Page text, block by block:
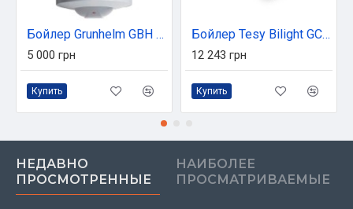
Бойлер Grunhelm GBH A-80
5 000 грн
Купить
Бойлер Tesy Bilight GCV 1204420 B11 TSR (303310)
12 243 грн
Купить
НЕДАВНО
ПРОСМОТРЕННЫЕ
НАИБОЛЕЕ
ПРОСМАТРИВАЕМЫЕ